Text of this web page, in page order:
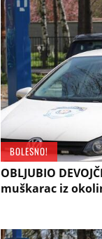
BOLESNO!
OBLJUBIO
muškarac iz